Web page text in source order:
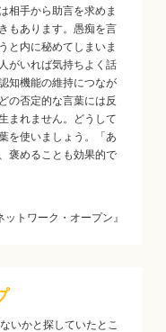
相手から助言を求めま
もあります。愚痴を言
と内に秘めてしまいま
がいれば気持ちよく話
知機能の維持につなが
の否定的な言葉には反
まれません。どうして
を使いましょう。「あ
褒めることも効果的で
トワーク・オープン』
いかと探していたとこ